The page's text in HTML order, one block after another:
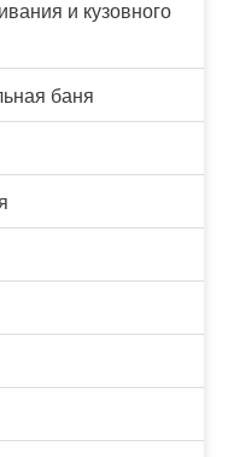
и кузовного
баня